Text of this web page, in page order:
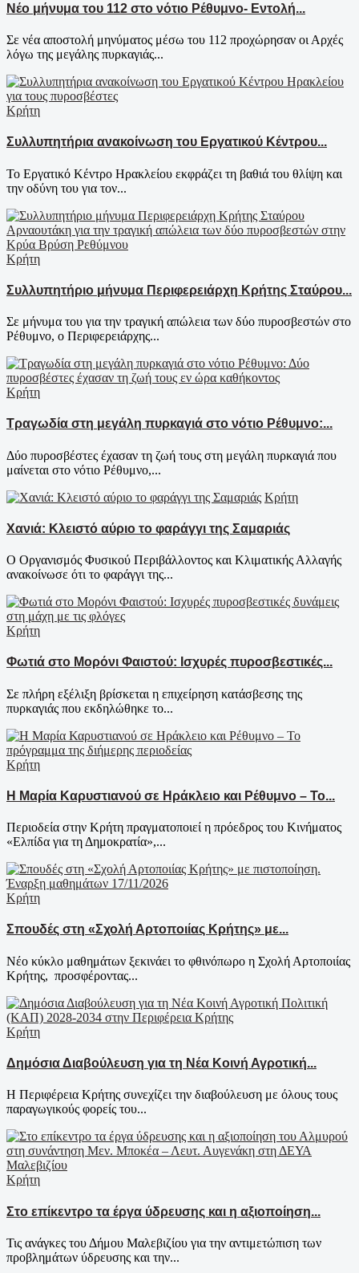
Νέο μήνυμα του 112 στο νότιο Ρέθυμνο- Εντολή...
Σε νέα αποστολή μηνύματος μέσω του 112 προχώρησαν οι Αρχές
λόγω της μεγάλης πυρκαγιάς...
Κρήτη
Συλλυπητήρια ανακοίνωση του Εργατικού Κέντρου...
Το Εργατικό Κέντρο Ηρακλείου εκφράζει τη βαθιά του θλίψη και
την οδύνη του για τον...
Κρήτη
Συλλυπητήριο μήνυμα Περιφερειάρχη Κρήτης Σταύρου...
Σε μήνυμα του για την τραγική απώλεια των δύο πυροσβεστών στο
Ρέθυμνο, ο Περιφερειάρχης...
Κρήτη
Τραγωδία στη μεγάλη πυρκαγιά στο νότιο Ρέθυμνο:...
Δύο πυροσβέστες έχασαν τη ζωή τους στη μεγάλη πυρκαγιά που
μαίνεται στο νότιο Ρέθυμνο,...
Κρήτη
Χανιά: Κλειστό αύριο το φαράγγι της Σαμαριάς
Ο Οργανισμός Φυσικού Περιβάλλοντος και Κλιματικής Αλλαγής
ανακοίνωσε ότι το φαράγγι της...
Κρήτη
Φωτιά στο Μορόνι Φαιστού: Ισχυρές πυροσβεστικές...
Σε πλήρη εξέλιξη βρίσκεται η επιχείρηση κατάσβεσης της
πυρκαγιάς που εκδηλώθηκε το...
Κρήτη
Η Μαρία Καρυστιανού σε Ηράκλειο και Ρέθυμνο – Το...
Περιοδεία στην Κρήτη πραγματοποιεί η πρόεδρος του Κινήματος
«Ελπίδα για τη Δημοκρατία»,...
Κρήτη
Σπουδές στη «Σχολή Αρτοποιίας Κρήτης» με...
Νέο κύκλο μαθημάτων ξεκινάει το φθινόπωρο η Σχολή Αρτοποιίας
Κρήτης, προσφέροντας...
Κρήτη
Δημόσια Διαβούλευση για τη Νέα Κοινή Αγροτική...
Η Περιφέρεια Κρήτης συνεχίζει την διαβούλευση με όλους τους
παραγωγικούς φορείς του...
Κρήτη
Στο επίκεντρο τα έργα ύδρευσης και η αξιοποίηση...
Τις ανάγκες του Δήμου Μαλεβιζίου για την αντιμετώπιση των
προβλημάτων ύδρευσης και την...